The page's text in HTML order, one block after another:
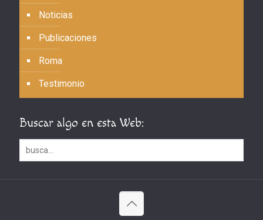
Noticias
Publicaciones
Roma
Testimonio
Buscar algo en esta Web: